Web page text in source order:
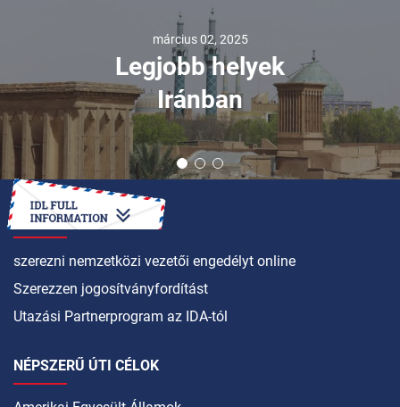
március 02, 2025
Legjobb helyek
Iránban
HOGYAN LEHET
szerezni nemzetközi vezetői engedélyt online
Szerezzen jogosítványfordítást
Utazási Partnerprogram az IDA-tól
NÉPSZERŰ ÚTI CÉLOK